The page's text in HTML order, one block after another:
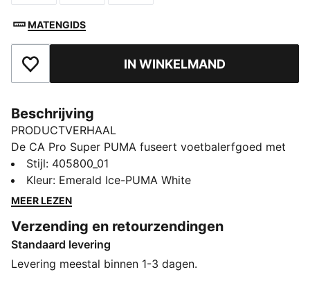
MATENGIDS
Toegevoegd aan favorietenIN WINKELMAND
Beschrijving
PRODUCTVERHAAL
De CA Pro Super PUMA fuseert voetbalerfgoed met
streetwear, geïnspireerd door de stijl van de 'Soccer
Cats'-collectie uit de jaren 90. Ze hebben sportieve
accenten en het iconische Super PUMA-karakter, dat
silhouetten combineert tot een zelfverzekerde,
vooruitstrevende look.
ALLE INS EN OUTS
Stijl: 405800_01
Kleur: Emerald Ice-PUMA White
MEER LEZEN
Verzending en retourzendingen
Standaard levering
Levering meestal binnen 1-3 dagen.